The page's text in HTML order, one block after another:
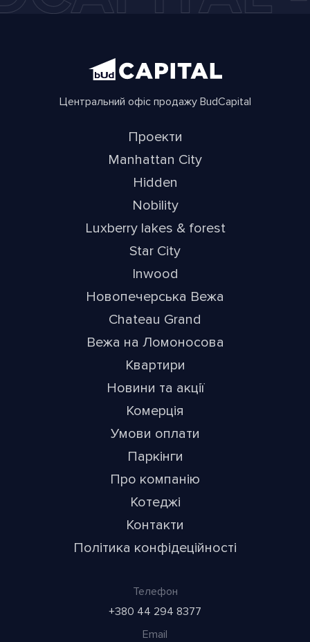
Центральний офіс продажу BudCapital
Проекти
Manhattan City
Hidden
Nobility
Luxberry lakes & forest
Star City
Inwood
Новопечерська Вежа
Chateau Grand
Вежа на Ломоносова
Квартири
Новини та акції
Комерція
Умови оплати
Паркінги
Про компанію
Котеджі
Контакти
Політика конфідеційності
Телефон
+380 44 294 8377
Email